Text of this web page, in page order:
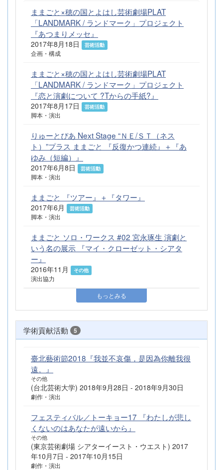
ままごと×穂の国とよはし芸術劇場PLAT
「LANDMARK / ランドマーク」プロジェクト
『あつまりメッセ』
2017年8月18日 芸術活動
企画・構成
ままごと×穂の国とよはし芸術劇場PLAT
「LANDMARK / ランドマーク」プロジェクト
『恋と演劇について ?Tからの手紙?』
2017年8月17日 芸術活動
脚本・演出
りゅーとぴあ Next Stage “ＮＥ/ＳＴ（ネス
ト）”プラス ままごと 『反復かつ連続』＋『あ
ゆみ（短編）』
2017年6月8日 芸術活動
脚本・演出
ままごと 『ツアー』＋『タワー』
2017年6月 芸術活動
脚本・演出
ままごと ソロ・ワークス #02 宮永琢生 演劇と
いう名の展示 『マイ・クローゼット・シアタ
ー』
2016年11月 その他
演出協力
もっとみる
学術貢献活動 5
臺北藝術節2018『我並不哀傷，是因為你離我很
遠。』
その他
(台北芸術大学) 2018年9月28日 - 2018年9月30日
劇作・演出
フェスティバル／トーキョー17 『わたしが悲し
くないのはあなたが遠いから』
その他
(東京芸術劇場 シアターイースト・ウエスト) 2017
年10月7日 - 2017年10月15日
劇作・演出